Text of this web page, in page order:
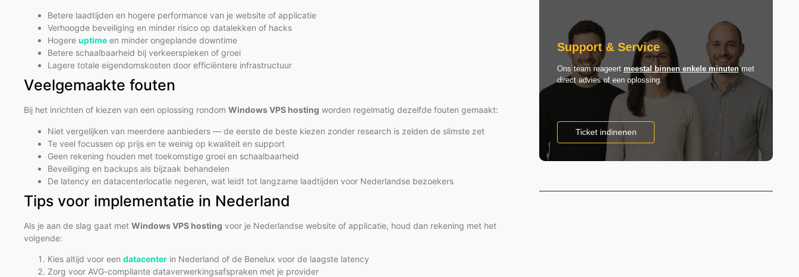
Betere laadtijden en hogere performance van je website of applicatie
Verhoogde beveiliging en minder risico op datalekken of hacks
Hogere uptime en minder ongeplande downtime
Betere schaalbaarheid bij verkeerspieken of groei
Lagere totale eigendomskosten door efficiëntere infrastructuur
Veelgemaakte fouten
Bij het inrichten of kiezen van een oplossing rondom Windows VPS hosting worden regelmatig dezelfde fouten gemaakt:
Niet vergelijken van meerdere aanbieders — de eerste de beste kiezen zonder research is zelden de slimste zet
Te veel focussen op prijs en te weinig op kwaliteit en support
Geen rekening houden met toekomstige groei en schaalbaarheid
Beveiliging en backups als bijzaak behandelen
De latency en datacenterlocatie negeren, wat leidt tot langzame laadtijden voor Nederlandse bezoekers
Tips voor implementatie in Nederland
Als je aan de slag gaat met Windows VPS hosting voor je Nederlandse website of applicatie, houd dan rekening met het
volgende:
Kies altijd voor een datacenter in Nederland of de Benelux voor de laagste latency
Zorg voor AVG-compliante dataverwerkingsafspraken met je provider
Support & Service
Ons team reageert meestal binnen enkele minutenmet
direct advies of een oplossing.
Ticket indinenen